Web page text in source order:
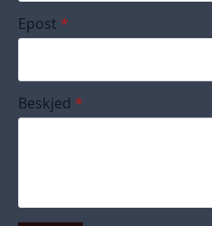
Epost *
Beskjed *